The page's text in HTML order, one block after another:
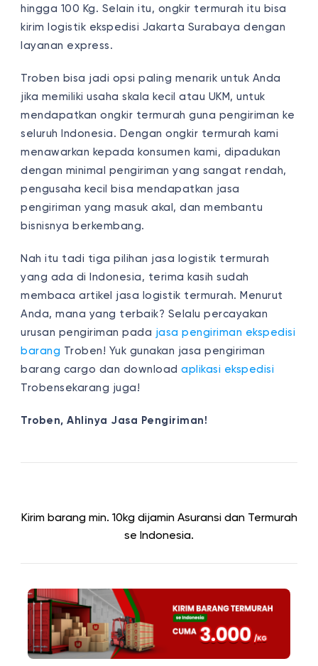
hingga 100 Kg. Selain itu, ongkir termurah itu bisa
kirim logistik ekspedisi Jakarta Surabaya dengan
layanan express.
Troben bisa jadi opsi paling menarik untuk Anda
jika memiliki usaha skala kecil atau UKM, untuk
mendapatkan ongkir termurah guna pengiriman ke
seluruh Indonesia. Dengan ongkir termurah kami
menawarkan kepada konsumen kami, dipadukan
dengan minimal pengiriman yang sangat rendah,
pengusaha kecil bisa mendapatkan jasa
pengiriman yang masuk akal, dan membantu
bisnisnya berkembang.
Nah itu tadi tiga pilihan jasa logistik termurah
yang ada di Indonesia, terima kasih sudah
membaca artikel jasa logistik termurah. Menurut
Anda, mana yang terbaik? Selalu percayakan
urusan pengiriman pada jasa pengiriman ekspedisi
barang Troben! Yuk gunakan jasa pengiriman
barang cargo dan downloadaplikasi ekspedisi
Trobensekarang juga!
Troben, Ahlinya Jasa Pengiriman!
Kirim barang min. 10kg dijamin Asuransi dan Termurah
se Indonesia.